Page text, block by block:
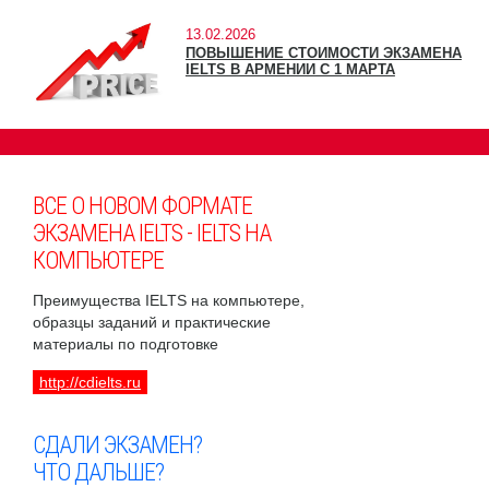
13.02.2026
ПОВЫШЕНИЕ СТОИМОСТИ ЭКЗАМЕНА
IELTS В АРМЕНИИ С 1 МАРТА
ВСЕ О НОВОМ ФОРМАТЕ
ЭКЗАМЕНА IELTS - IELTS НА
КОМПЬЮТЕРЕ
Преимущества IELTS на компьютере,
образцы заданий и практические
материалы по подготовке
http://cdielts.ru
СДАЛИ ЭКЗАМЕН?
ЧТО ДАЛЬШЕ?